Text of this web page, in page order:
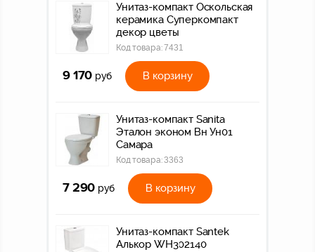
Унитаз-компакт Оскольская
керамика Суперкомпакт
декор цветы
Код товара:7431
9 170 руб В корзину
Унитаз-компакт Sanita
Эталон эконом Вн Ун01
Самара
Код товара:3363
7 290 руб В корзину
Унитаз-компакт Santek
Алькор WH302140